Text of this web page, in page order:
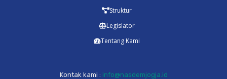
Struktur
Legislator
Tentang Kami
Kontak kami : info@nasdemjogja.id